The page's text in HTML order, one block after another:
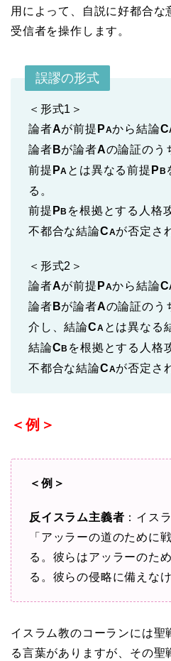
用によって、自説に好都合な
受信者を操作します。
誤謬の形式
＜形式1＞
論者Aが前提 PAから結論C
論者 Bが論者Aの論証のう
前提 PA とは異なる前提 PB
る。
前提 PB を根拠とする人格
不都合な結論CAが否定さ
＜形式2＞
論者Aが前提 PAから結論C
論者 Bが論者Aの論証のう
介し、結論CA とは異なる
結論CB を根拠とする人格
不都合な結論CAが否定さ
＜例＞
＜例＞
反イスラム主義者 ：イス
「アッラーの道のために
る。彼らはアッラーのた
る。彼らの侵略に備えな
イスラム教のコーランには聖
る言葉がありますが、その